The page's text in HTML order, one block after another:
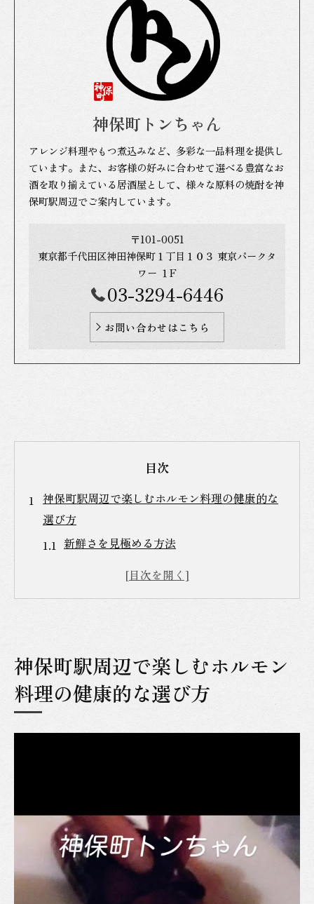
神保町トンちゃん
アレンジ料理やもつ煮込みなど、多彩な一品料理を提供し
ています。また、お客様の好みに合わせて選べる豊富なお
酒を取り揃えている居酒屋として、様々な原料の焼酎を神
保町駅周辺でご案内しています。
〒101-0051
東京都千代田区神田神保町１丁目１０３ 東京パークタ
ワー １F
03-3294-6446
お問い合わせはこちら
目次
神保町駅周辺で楽しむホルモン料理の健康的な
選び方
新鮮さを見極める方法
健康に良いホルモンの部位
地元で愛されるホルモン料理の特徴
ホルモン料理の選び方ガイド
ホルモン料理の栄養価と神保町でのおすすめ店
舗
ホルモンに含まれる重要な栄養素
店舗ごとの特色とおすすめ料理
地元の人気店舗の見つけ方
健康的にホルモンを楽しむための食べ方と神保
町の名店
神保町駅周辺で楽しむホルモン
料理の健康的な選び方